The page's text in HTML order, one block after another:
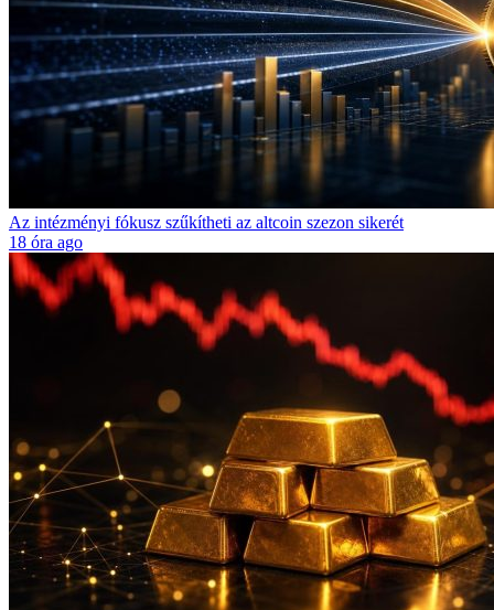
Az intézményi fókusz szűkítheti az altcoin szezon sikerét
18 óra ago